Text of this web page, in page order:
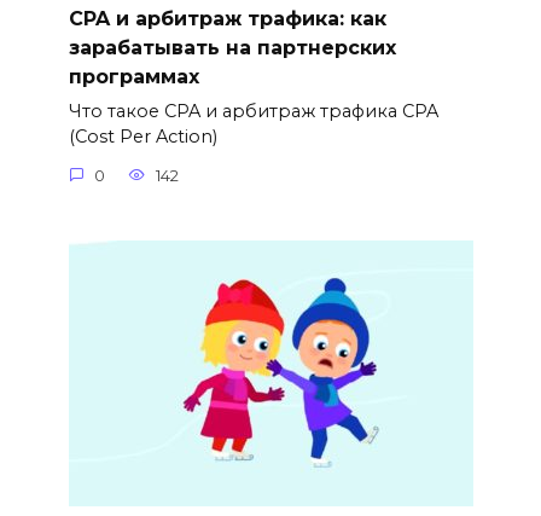
CPA и арбитраж трафика: как
зарабатывать на партнерских
программах
Что такое CPA и арбитраж трафика CPA
(Cost Per Action)
0 142